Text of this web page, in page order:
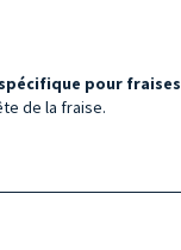
pour fraises
de la fraise.